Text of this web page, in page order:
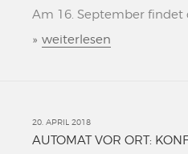
Am 16. September findet
» weiterlesen
20. APRIL 2018
AUTOMAT VOR ORT: